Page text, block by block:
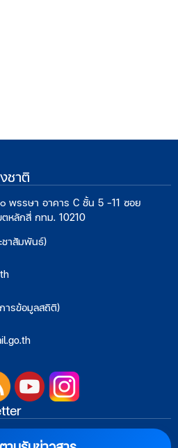
ชาติ
พรรษา อาคาร C ชั้น 5 -11 ซอย
หลักสี่ กทม. 10210
ชาสัมพันธ์)
ารข้อมูลสถิติ)